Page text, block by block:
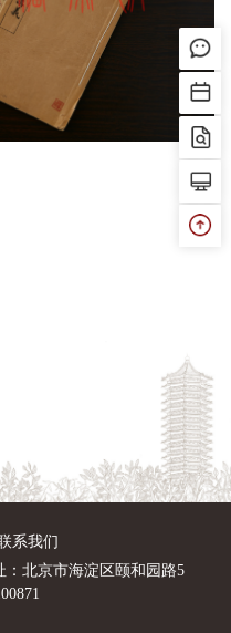
系我们
：北京市海淀区颐和园路5